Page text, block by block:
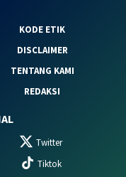
KODE ETIK
DISCLAIMER
TENTANG KAMI
REDAKSI
Twitter
Tiktok